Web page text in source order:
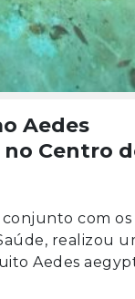
Aedes
Centro
conjunto com os
realizou
Aedes